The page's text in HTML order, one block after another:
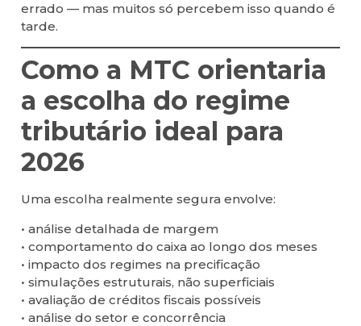
errado — mas muitos só percebem isso quando é
tarde.
Como a MTC orientaria
a escolha do regime
tributário ideal para
2026
Uma escolha realmente segura envolve:
• análise detalhada de margem
• comportamento do caixa ao longo dos meses
• impacto dos regimes na precificação
• simulações estruturais, não superficiais
• avaliação de créditos fiscais possíveis
• análise do setor e concorrência